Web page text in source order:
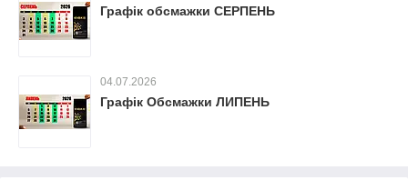
Графік обсмажки СЕРПЕНЬ
04.07.2026
Графік Обсмажки ЛИПЕНЬ